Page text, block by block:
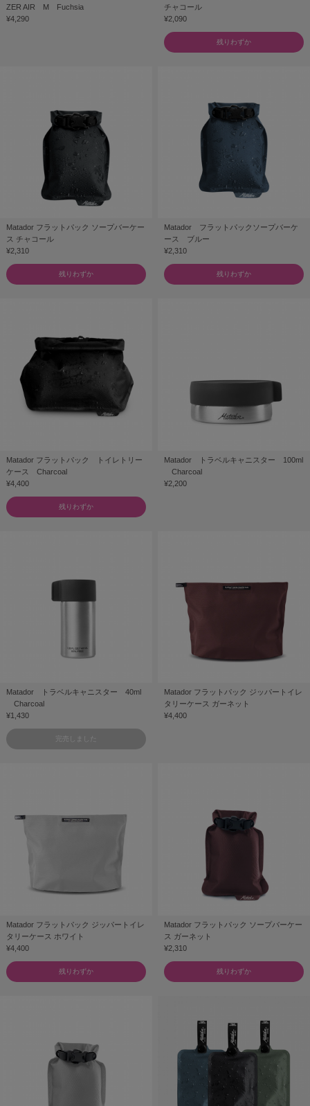
ZER AIR M Fuchsia
¥4,290
チャコール
¥2,090
残りわずか
Matador フラットパック ソープバーケー
ス チャコール
¥2,310
残りわずか
Matador フラットパックソープバーケ
ース ブルー
¥2,310
残りわずか
Matador フラットパック トイレトリー
ケース Charcoal
¥4,400
残りわずか
Matador トラベルキャニスター 100ml
Charcoal
¥2,200
Matador トラベルキャニスター 40ml
Charcoal
¥1,430
完売しました
Matador フラットパック ジッパートイレ
タリーケース ガーネット
¥4,400
Matador フラットパック ジッパートイレ
タリーケース ホワイト
¥4,400
残りわずか
Matador フラットパック ソープバーケー
ス ガーネット
¥2,310
残りわずか